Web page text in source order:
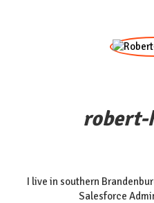
robert-
I live in southern
Salesforce